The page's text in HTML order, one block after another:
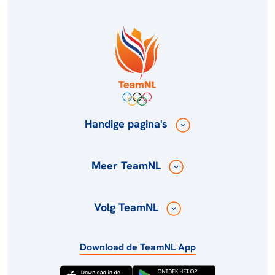
Handige pagina's
Meer TeamNL
Volg TeamNL
Download de TeamNL App